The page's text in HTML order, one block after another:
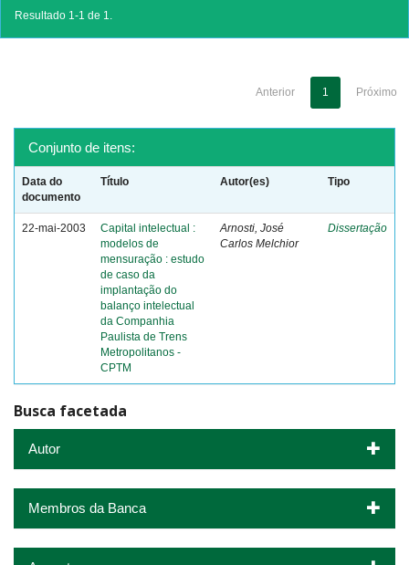
Resultado 1-1 de 1.
Anterior 1 Próximo
Conjunto de itens:
Data do
documento
Título Autor(es) Tipo
22-mai-2003
Capital intelectual :
modelos de
mensuração : estudo
de caso da
implantação do
balanço intelectual
da Companhia
Paulista de Trens
Metropolitanos -
CPTM
Arnosti, José
Carlos Melchior
Dissertação
Busca facetada
Autor
Membros da Banca